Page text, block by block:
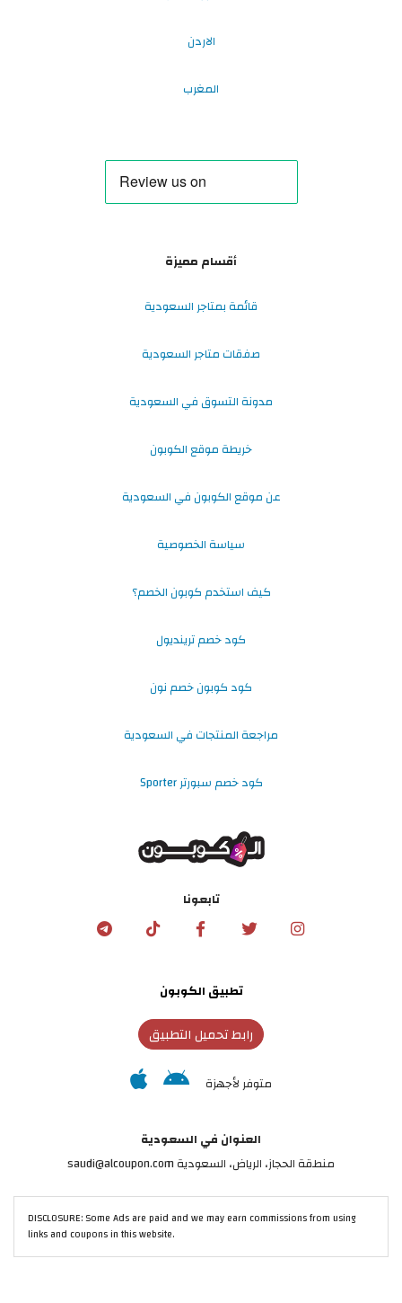
الاردن
المغرب
أقسام مميزة
قائمة بمتاجر السعودية
صفقات متاجر السعودية
مدونة التسوق في السعودية
خريطة موقع الكوبون
عن موقع الكوبون في السعودية
سياسة الخصوصية
كيف استخدم كوبون الخصم؟
كود خصم ترينديول
كود كوبون خصم نون
مراجعة المنتجات في السعودية
كود خصم سبورتر Sporter
تابعونا
تطبيق الكوبون
رابط تحميل التطبيق
متوفر لأجهزة
العنوان في السعودية
منطقة الحجاز، الرياض، السعودية saudi@alcoupon.com
DISCLOSURE: Some Ads are paid and we may earn commissions from using
links and coupons in this website.